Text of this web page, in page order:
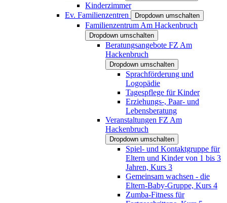
Kinderzimmer
Ev. Familienzentren
Dropdown umschalten
Familienzentrum Am Hackenbruch
Dropdown umschalten
Beratungsangebote FZ Am
Hackenbruch
Dropdown umschalten
Sprachförderung und
Logopädie
Tagespflege für Kinder
Erziehungs-, Paar- und
Lebensberatung
Veranstaltungen FZ Am
Hackenbruch
Dropdown umschalten
Spiel- und Kontaktgruppe für
Eltern und Kinder von 1 bis 3
Jahren, Kurs 3
Gemeinsam wachsen - die
Eltern-Baby-Gruppe, Kurs 4
Zumba-Fitness für